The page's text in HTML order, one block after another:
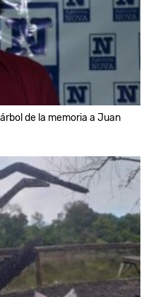
de la memoria a Juan